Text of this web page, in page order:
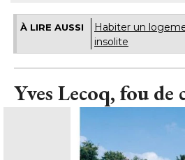
Yves Lecoq, fou de